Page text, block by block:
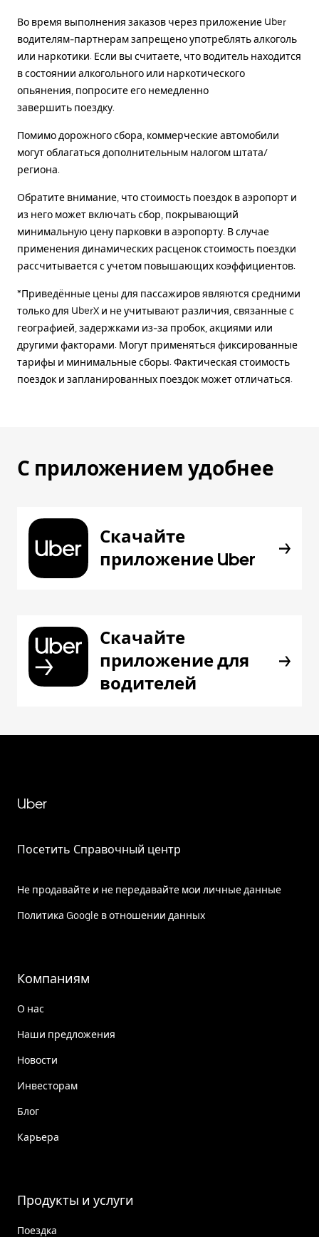
Во время выполнения заказов через приложение Uber
водителям-партнерам запрещено употреблять алкоголь
или наркотики. Если вы считаете, что водитель находится
в состоянии алкогольного или наркотического
опьянения, попросите его немедленно
завершить поездку.
Помимо дорожного сбора, коммерческие автомобили
могут облагаться дополнительным налогом штата/
региона.
Обратите внимание, что стоимость поездок в аэропорт и
из него может включать сбор, покрывающий
минимальную цену парковки в аэропорту. В случае
применения динамических расценок стоимость поездки
рассчитывается с учетом повышающих коэффициентов.
*Приведённые цены для пассажиров являются средними
только для UberX и не учитывают различия, связанные с
географией, задержками из-за пробок, акциями или
другими факторами. Могут применяться фиксированные
тарифы и минимальные сборы. Фактическая стоимость
поездок и запланированных поездок может отличаться.
С приложением удобнее
Скачайте
приложение Uber
Скачайте
приложение для
водителей
Uber
Посетить Справочный центр
Не продавайте и не передавайте мои личные данные
Политика Google в отношении данных
Компаниям
О нас
Наши предложения
Новости
Инвесторам
Блог
Карьера
Продукты и услуги
Поездка